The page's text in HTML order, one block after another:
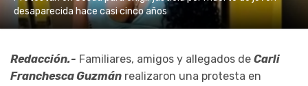
desaparecida hace casi cinco años
Redacción.- Familiares, amigos y allegados de Carli
Franchesca Guzmán realizaron una protesta en